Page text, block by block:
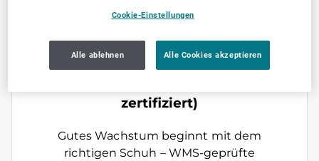
modernster Fußanalyse – zur
zertifiziert)
Gutes Wachstum beginnt mit dem
richtigen Schuh – WMS-geprüfte
Cookie-Einstellungen
Alle ablehnen Alle Cookies akzeptieren